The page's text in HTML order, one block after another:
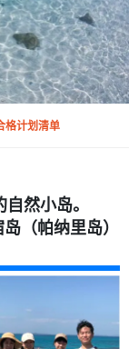
格计划清单
然小岛。
（帕纳里岛）